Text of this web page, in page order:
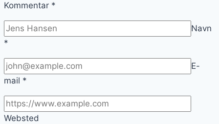
Kommentar *
Navn
*
E-
mail *
Websted